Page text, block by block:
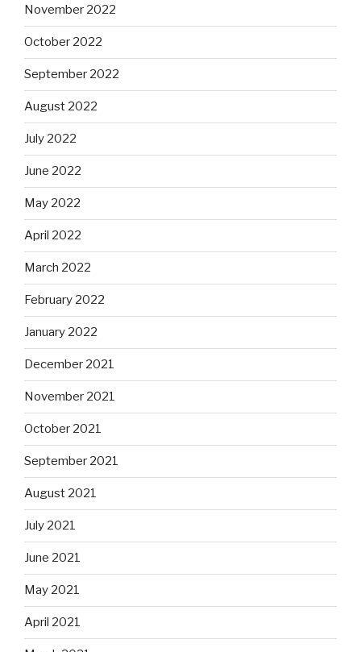
November 2022
October 2022
September 2022
August 2022
July 2022
June 2022
May 2022
April 2022
March 2022
February 2022
January 2022
December 2021
November 2021
October 2021
September 2021
August 2021
July 2021
June 2021
May 2021
April 2021